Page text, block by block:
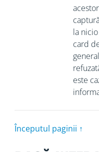
la
card
este
Începutul paginii ↑